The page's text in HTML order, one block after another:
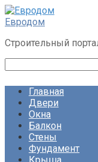
Перейти
к
Евродом
Строительный
Главная
Двери
Окна
Балкон
Стены
Фундамент